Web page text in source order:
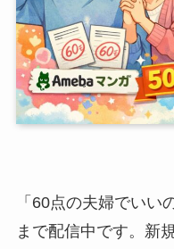
「60点の夫婦でいい
まで配信中です。新